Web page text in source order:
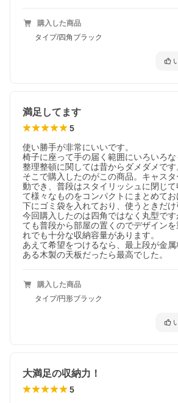
購入した商品
タイプ/四角ブラック
満足してます
5
使い勝手が非常にいいです。
椅子に座って手の届く範囲にいろいろな
整理整頓に関しては昔からダメダメです
そこで購入したのがこの商品。キャス
動でき、普段はスタイリッシュに閉じ
て様々なものをコンパクトにまとめて
下にゴミ袋を入れており、使うときだけ
今回購入したのは四角ではなく丸型です
ても普段から部屋の置くのでデザイン
れでも十分な収納容量があります。
あえて希望をつけるなら、最上段が金
ある木製の天板だったら最高でした。
購入した商品
タイプ/円形ブラック
大満足の収納力！
5